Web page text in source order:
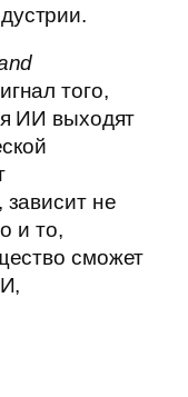
того,
ИИ выходят
не
и то,
сможет